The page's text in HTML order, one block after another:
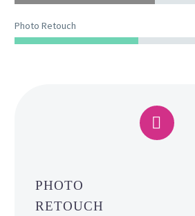
Photo Retouch


PHOTO
RETOUCH